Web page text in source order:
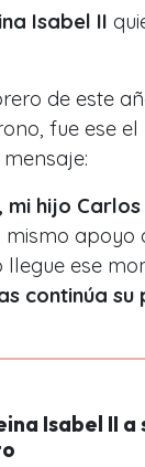
Isabel II
de este
fue ese
hijo
mismo apoyo
llegue ese
continúa
Isabel II